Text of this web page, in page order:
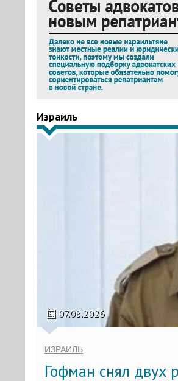
Израиль
07.08.2026
ИЗРАИЛЬ
Гофман снял двух